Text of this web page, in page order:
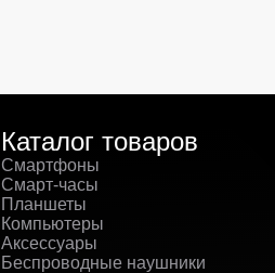
Каталог товаров
Смартфоны
Смарт-часы
Планшеты
Компьютеры
Аксессуары
Беспроводные наушники